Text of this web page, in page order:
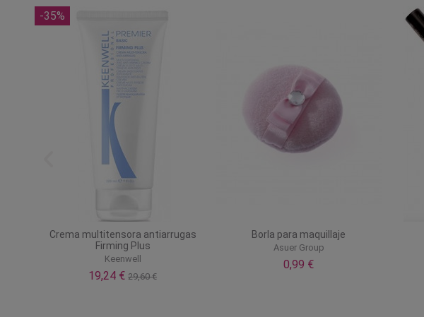
-35%
Crema multitensora antiarrugas
Firming Plus
Keenwell
19,24 €29,60 €
Borla para maquillaje
Asuer Group
0,99 €